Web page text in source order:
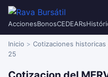
AccionesBonosCEDEARs
Inicio Cotizaciones historicas
25